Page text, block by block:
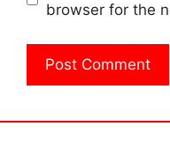
browser for the